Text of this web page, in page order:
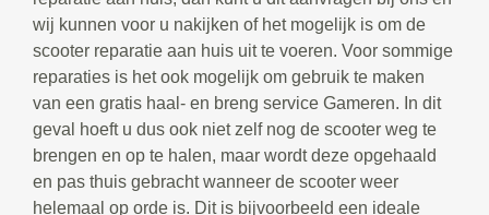
wij kunnen voor u nakijken of het mogelijk is om de
scooter reparatie aan huis uit te voeren. Voor sommige
reparaties is het ook mogelijk om gebruik te maken
van een gratis haal- en breng service Gameren. In dit
geval hoeft u dus ook niet zelf nog de scooter weg te
brengen en op te halen, maar wordt deze opgehaald
en pas thuis gebracht wanneer de scooter weer
helemaal op orde is. Dit is bijvoorbeeld een ideale